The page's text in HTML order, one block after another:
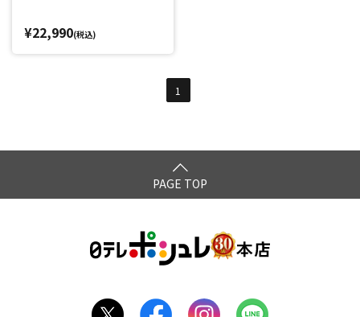
¥22,990(税込)
1
PAGE TOP